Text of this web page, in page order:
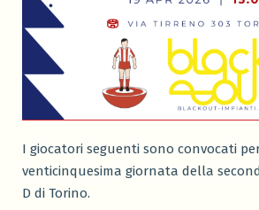
I giocatori seguenti sono convocati
venticinquesima giornata della
D di Torino.